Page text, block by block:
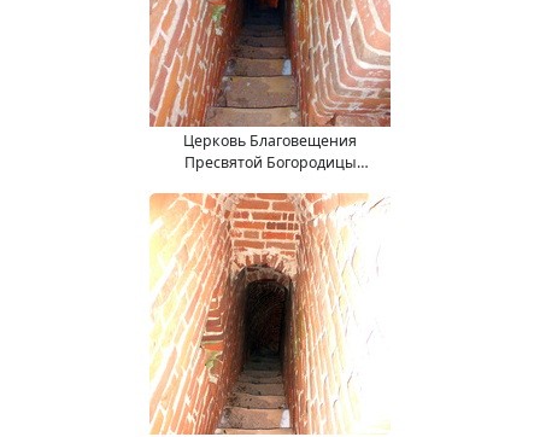
Церковь Благовещения
Пресвятой Богородицы